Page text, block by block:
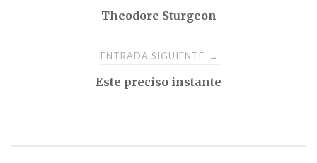
Theodore Sturgeon
ENTRADA SIGUIENTE →
Este preciso instante